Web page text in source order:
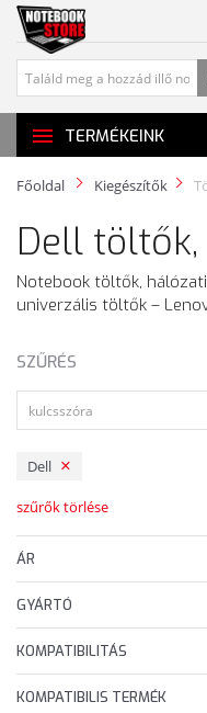
TERMÉKEINK
Főoldal Kiegészítők
Dell
Notebook töltők,
univerzális töltők –
SZŰRÉS
Dell
szűrők törlése
ÁR
GYÁRTÓ
KOMPATIBILITÁS
KOMPATIBILIS TERMÉK